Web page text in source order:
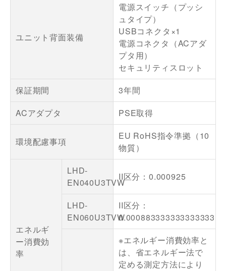
ユニット背面装備
電源スイッチ（プッシ
ュタイプ）
USBコネクタ×1
電源コネクタ（ACアダ
プタ用）
セキュリティスロット
保証期間
3年間
ACアダプタ
PSE取得
環境配慮事項
EU RoHS指令準拠（10
物質）
エネルギ
ー消費効
率
LHD-
EN040U3TVW
II区分：0.000925
LHD-
EN060U3TVW
II区分：
0.000883333333333333
※エネルギー消費効率と
は、省エネルギー法で
定める測定方法により